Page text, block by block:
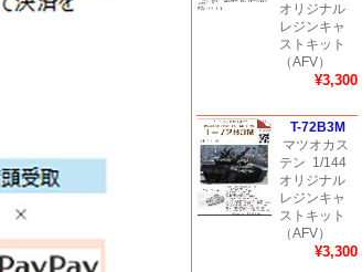
オリジナル
レジンキャ
ストキット
（AFV）
¥3,300
T-72B3M
マツオカス
テン 1/144
オリジナル
レジンキャ
ストキット
（AFV）
¥3,300